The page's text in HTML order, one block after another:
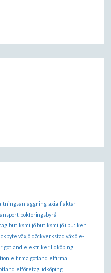
axialfläktar
bokföringsbyrå
butiksmiljö butiksmiljö i butiken
växjö däckverkstad växjö e-
gotland elektriker lidköping
elfirma gotland elfirma
elföretag lidköping